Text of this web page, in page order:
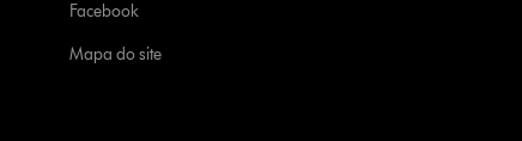
Facebook
Mapa do site